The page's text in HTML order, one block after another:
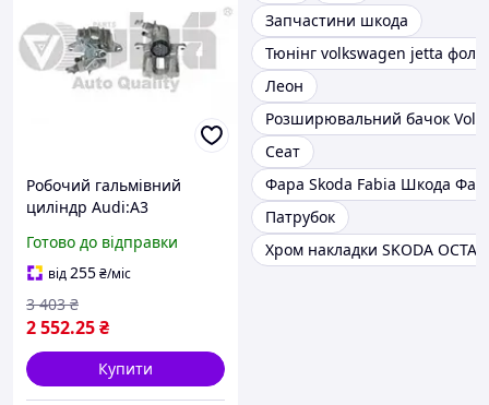
Робочий гальмівний
циліндр Audi:A3
/Volkswagen:Beetle ,Golf
,Jetta (66150903201 VIKA)
Готово до відправки
від255₴/міс
2 552.25₴
3 403 ₴
Купити
Запчастини шкода
Тюнінг volkswagen jetta
Леон
Розширювальний бачок
Сеат
Фара Skoda Fabia Шкода
Патрубок
Хром накладки SKODA